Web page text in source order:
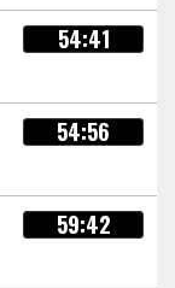
54:41
54:56
59:42